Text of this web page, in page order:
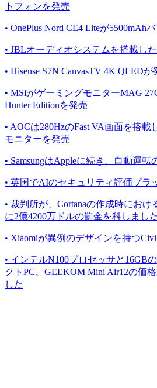
トフォンを発売
• OnePlus Nord CE4 Liteが5500mAh
• JBLオーディオシステムを搭載し
• Hisense S7N CanvasTV 4K QLED
• MSIがゲーミングモニターMAG
Hunter Editionを発売
• AOCは280HzのFast VA画面を搭載
モニターを発売
• SamsungはAppleに続き、自動運
• 英国でAIのセキュリティ評価プラ
• 裁判所が、Cortanaの作成時におけ
に2億4200万ドルの罰金を科しました
• Xiaomiが異例のデザインを持つ
• インテルN100プロセッサと16GB
クトPC、GEEKOM Mini Air12の価
した